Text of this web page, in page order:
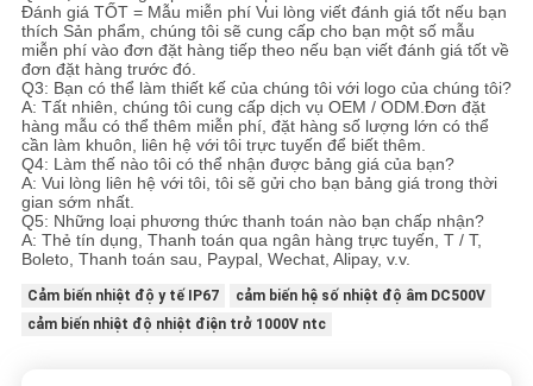
Đánh giá TỐT = Mẫu miễn phí Vui lòng viết đánh giá tốt nếu bạn
thích Sản phẩm, chúng tôi sẽ cung cấp cho bạn một số mẫu
miễn phí vào đơn đặt hàng tiếp theo nếu bạn viết đánh giá tốt về
đơn đặt hàng trước đó.
Q3: Bạn có thể làm thiết kế của chúng tôi với logo của chúng tôi?
A: Tất nhiên, chúng tôi cung cấp dịch vụ OEM / ODM.Đơn đặt
hàng mẫu có thể thêm miễn phí, đặt hàng số lượng lớn có thể
cần làm khuôn, liên hệ với tôi trực tuyến để biết thêm.
Q4: Làm thế nào tôi có thể nhận được bảng giá của bạn?
A: Vui lòng liên hệ với tôi, tôi sẽ gửi cho bạn bảng giá trong thời
gian sớm nhất.
Q5: Những loại phương thức thanh toán nào bạn chấp nhận?
A: Thẻ tín dụng, Thanh toán qua ngân hàng trực tuyến, T / T,
Boleto, Thanh toán sau, Paypal, Wechat, Alipay, v.v.
Cảm biến nhiệt độ y tế IP67
cảm biến hệ số nhiệt độ âm DC500V
cảm biến nhiệt độ nhiệt điện trở 1000V ntc